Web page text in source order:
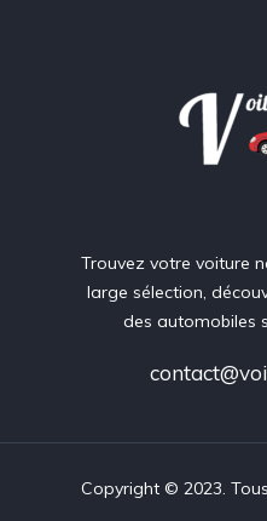
Trouvez votre voiture
large sélection,
des automobiles
Copyright © 2023.